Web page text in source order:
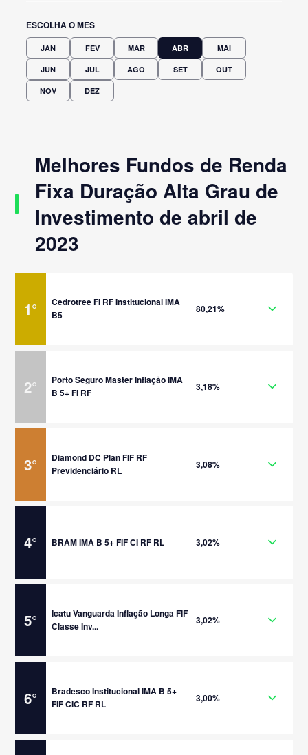
ESCOLHA O MÊS
JAN FEV MAR ABR MAI
JUN JUL AGO SET OUT
NOV DEZ
Melhores Fundos de Renda
Fixa Duração Alta Grau de
Investimento de abril de
2023
1°
Cedrotree FI RF Institucional IMA
B5
80,21%
2°
Porto Seguro Master Inflação IMA
B 5+ FI RF
3,18%
3°
Diamond DC Plan FIF RF
Previdenciário RL
3,08%
4° BRAM IMA B 5+ FIF CI RF RL 3,02%
5°
Icatu Vanguarda Inflação Longa FIF
Classe Inv...
3,02%
6°
Bradesco Institucional IMA B 5+
FIF CIC RF RL
3,00%